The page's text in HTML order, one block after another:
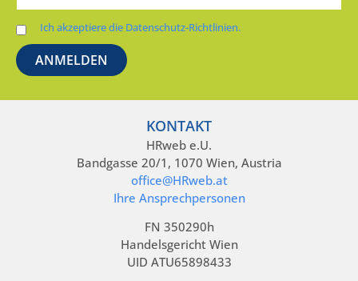
Ich akzeptiere die Datenschutz-Richtlinien.
KONTAKT
HRweb e.U.
Bandgasse 20/1, 1070 Wien, Austria
office@HRweb.at
Ihre Ansprechpersonen
FN 350290h
Handelsgericht Wien
UID ATU65898433